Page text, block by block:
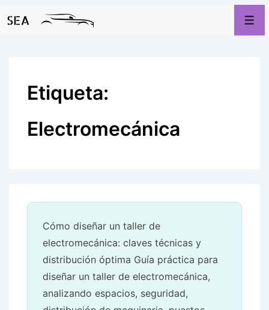
Saltar
Etiqueta:
Electromecánica
Cómo diseñar un taller de
electromecánica: claves técnicas y
distribución óptima Guía práctica para
diseñar un taller de electromecánica,
analizando espacios, seguridad,